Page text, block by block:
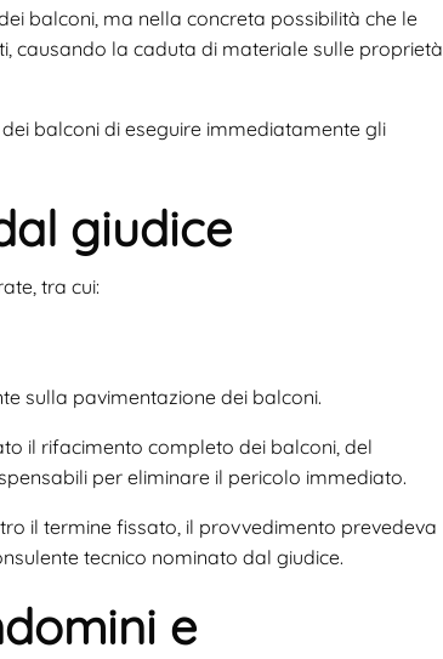
balconi, ma nella concreta possibilità che le
causando la caduta di materiale sulle proprietà
balconi di eseguire immediatamente gli
giudice
tra cui:
sulla pavimentazione dei balconi.
il rifacimento completo dei balconi, del
per eliminare il pericolo immediato.
il termine fissato, il provvedimento prevedeva
tecnico nominato dal giudice.
e